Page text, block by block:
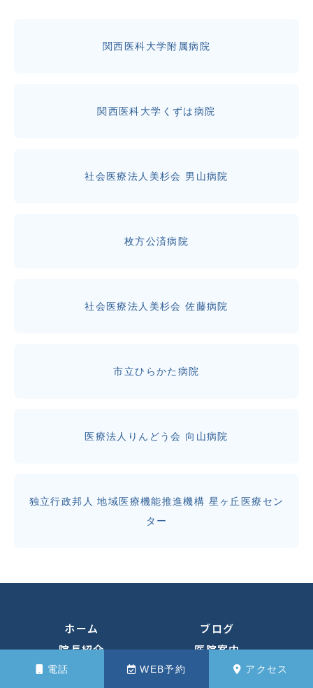
電話 WEB予約 アクセス
関西医科大学附属病院
関西医科大学くずは病院
社会医療法人美杉会 男山病院
枚方公済病院
社会医療法人美杉会 佐藤病院
市立ひらかた病院
医療法人りんどう会 向山病院
独立行政邦人 地域医療機能推進機構 星ヶ丘医療セン
ター
ホーム
ブログ
院長紹介
医院案内
診療案内
料金表